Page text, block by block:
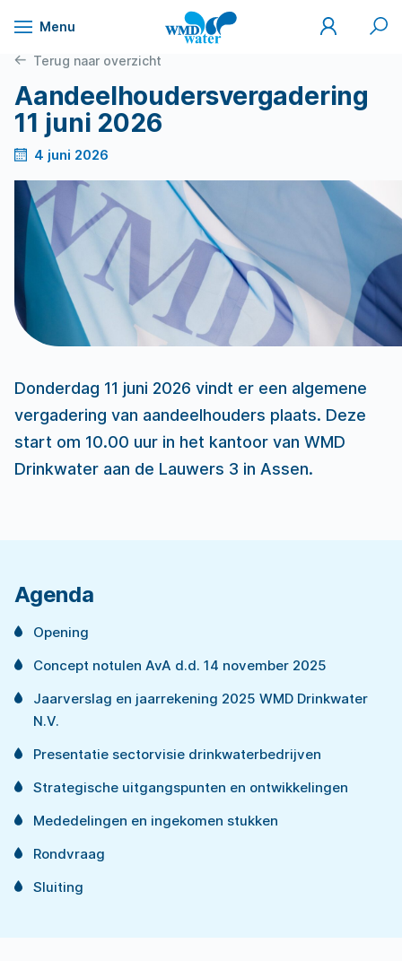
Naar
Menu
WMD
Drinkwater
Mijn
WMD
Zoek
Aandeelhoudersvergadering
11 juni 2026
Terug naar overzicht
4 juni 2026
Donderdag 11 juni 2026 vindt er een algemene
vergadering van aandeelhouders plaats. Deze
start om 10.00 uur in het kantoor van WMD
Drinkwater aan de Lauwers 3 in Assen.
Agenda
Opening
Concept notulen AvA d.d. 14 november 2025
Jaarverslag en jaarrekening 2025 WMD Drinkwater
N.V.
Presentatie sectorvisie drinkwaterbedrijven
Strategische uitgangspunten en ontwikkelingen
Mededelingen en ingekomen stukken
Rondvraag
Sluiting